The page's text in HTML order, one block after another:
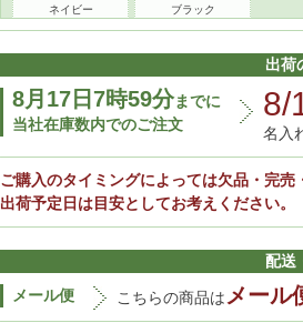
ネイビー ブラック
出荷
8月17日7時59分までに
当社在庫数内でのご注文
8/
名入
ご購入のタイミングによっては欠品・完売
出荷予定日は目安としてお考えください。
配送
メール便
こちらの商品は メール